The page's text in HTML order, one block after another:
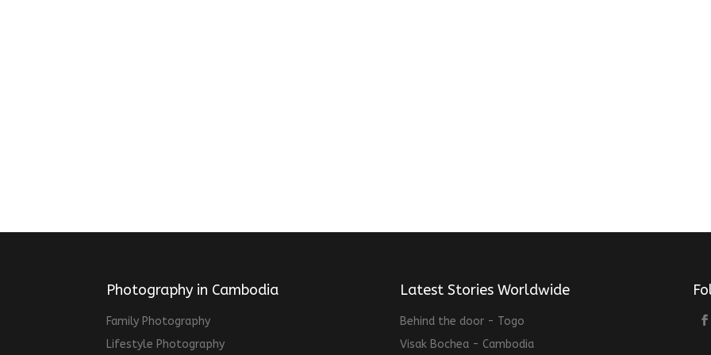
Photography in Cambodia
Family Photography
Lifestyle Photography
Latest Stories Worldwide
Behind the door - Togo
Visak Bochea - Cambodia